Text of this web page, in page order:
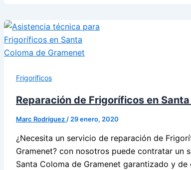
Frigoríficos
Reparación de Frigoríficos en
Marc Rodríguez/29 enero, 2020
¿Necesita un servicio de reparación de
Gramenet? con nosotros puede contratar un
Santa Coloma de Gramenet garantizado y